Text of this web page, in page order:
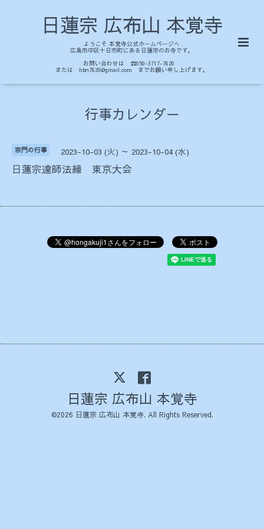
日蓮宗 広布山 本覚寺
ようこそ 本覚寺公式ホームページへ
広島市中区十日市町にある日蓮宗のお寺です。
お問い合わせは ☎050-3717-7620
または hbn7620@gmail.com までお願い申し上げます。
行事カレンダー
宗門の行事 2023-10-03 (火) ～ 2023-10-04 (水)
日蓮宗達師法縁 東京大会
日蓮宗 広布山 本覚寺
©2026 日蓮宗 広布山 本覚寺. All Rights Reserved.